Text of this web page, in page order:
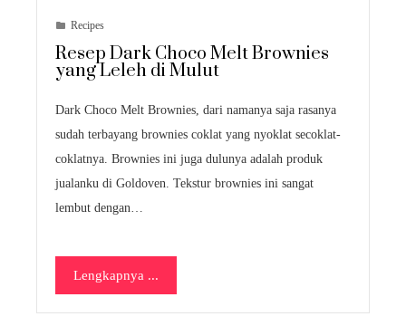
Recipes
Resep Dark Choco Melt Brownies
yang Leleh di Mulut
Dark Choco Melt Brownies, dari namanya saja rasanya
sudah terbayang brownies coklat yang nyoklat secoklat-
coklatnya. Brownies ini juga dulunya adalah produk
jualanku di Goldoven. Tekstur brownies ini sangat
lembut dengan…
Lengkapnya ...